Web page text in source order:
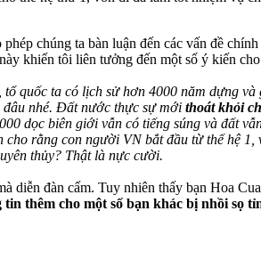
chúng ta bàn luận đến các vấn đề
khiến tôi liên tưởng đến một số ý kiến
tổ quốc ta có lịch sử hơn 4000 năm dựng
đâu nhé. Đất nước thực sự mới thoát khỏi
dọc biên giới vẫn có tiếng súng và đất
rằng con người VN bắt đầu từ thế hệ 1,
thủy? Thật là nực cười.
diễn đàn cấm. Tuy nhiên thấy bạn Hoa
tin thêm cho một số bạn khác bị nhồi sọ